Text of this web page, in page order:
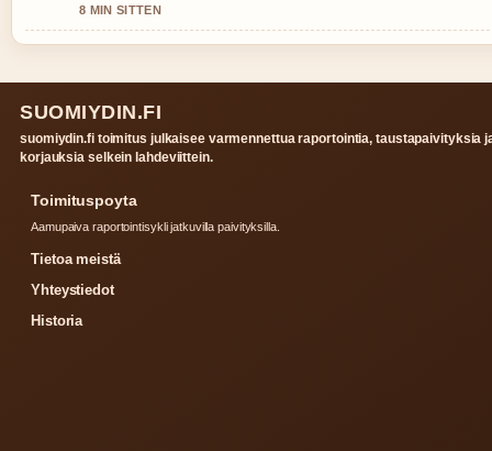
8 MIN SITTEN
SUOMIYDIN.FI
suomiydin.fi toimitus julkaisee varmennettua raportointia, taustapaivityksia
korjauksia selkein lahdeviittein.
Toimituspoyta
Aamupaiva raportointisykli jatkuvilla paivityksilla.
Tietoa meistä
Yhteystiedot
Historia